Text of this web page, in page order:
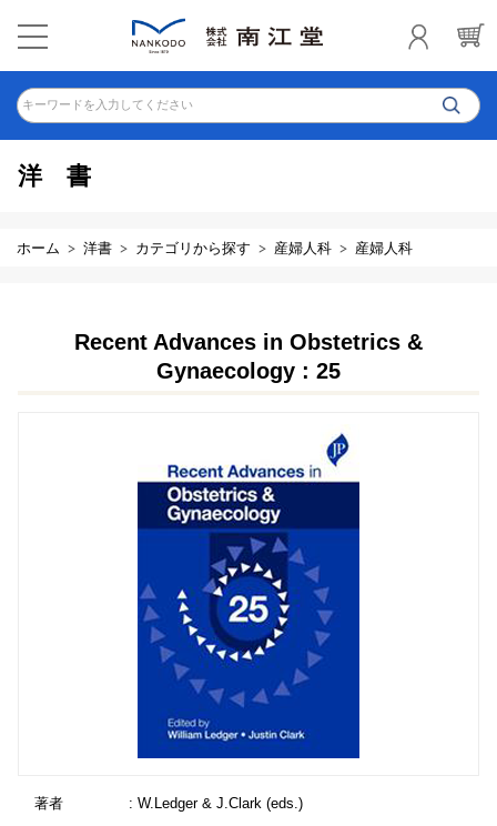
キーワードを入力してください
洋書
ホーム 洋書 カテゴリから探す 産婦人科 産婦人科
Recent Advances in Obstetrics &
Gynaecology : 25
著者
: W.Ledger & J.Clark (eds.)